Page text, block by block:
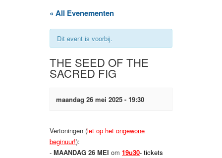
« All Evenementen
Dit event is voorbij.
THE SEED OF THE
SACRED FIG
maandag 26 mei 2025 - 19:30
Vertoningen (let op het ongewone
beginuur!):
- MAANDAG 26 MEI om 19u30- tickets